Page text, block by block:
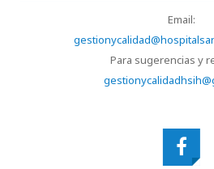
Email:
Para sugerencias y